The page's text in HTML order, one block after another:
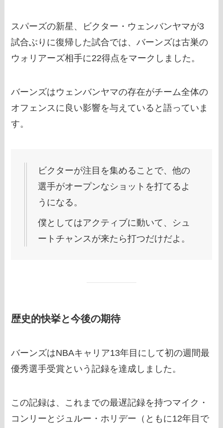
スパーズの新星、ビクター・ウェンバンヤマが3
試合ぶりに復帰した試合では、バーンズは古巣の
ウォリアーズ相手に22得点をマークしました。
バーンズはウェンバンヤマの存在がチーム全体の
オフェンスに良い影響を与えていると語っていま
す。
ビクターが注目を集めることで、他の
選手がオープンなショットを打てるよ
うになる。
僕としてはアクティブに動いて、シュ
ートチャンスが来たら打つだけだよ。
歴史的快挙と今後の期待
バーンズはNBAキャリア13年目にして初の週間最
優秀選手受賞という記録を達成しました。
この記録は、これまでの最遅記録を持つマイク・
コンリーとジュルー・ホリデー（ともに12年目で